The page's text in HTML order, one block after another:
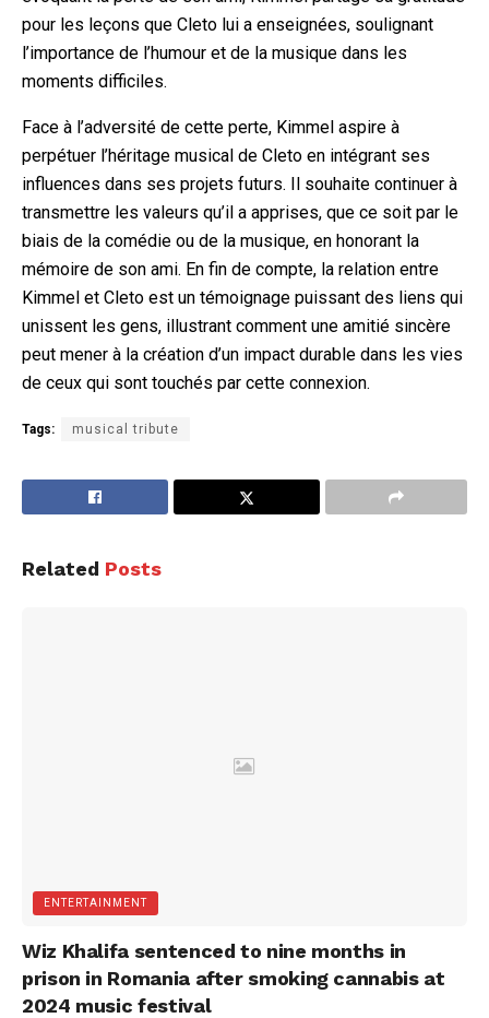
pour les leçons que Cleto lui a enseignées, soulignant
l’importance de l’humour et de la musique dans les
moments difficiles.
Face à l’adversité de cette perte, Kimmel aspire à
perpétuer l’héritage musical de Cleto en intégrant ses
influences dans ses projets futurs. Il souhaite continuer à
transmettre les valeurs qu’il a apprises, que ce soit par le
biais de la comédie ou de la musique, en honorant la
mémoire de son ami. En fin de compte, la relation entre
Kimmel et Cleto est un témoignage puissant des liens qui
unissent les gens, illustrant comment une amitié sincère
peut mener à la création d’un impact durable dans les vies
de ceux qui sont touchés par cette connexion.
Tags: musical tribute
Related Posts
ENTERTAINMENT
Wiz Khalifa sentenced to nine months in
prison in Romania after smoking cannabis at
2024 music festival